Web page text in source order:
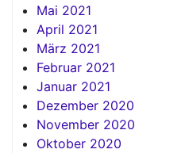
Mai 2021
April 2021
März 2021
Februar 2021
Januar 2021
Dezember 2020
November 2020
Oktober 2020